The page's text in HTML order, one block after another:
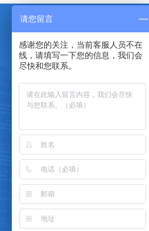
商标注册
商标转让
马德里商标注册
香港商标注册
请您留言
感谢您的关注，当前客服人员不在
线，请填写一下您的信息，我们会
尽快和您联系。